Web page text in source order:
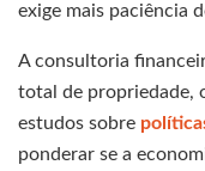
exige mais paciência
A consultoria
total de propriedade,
estudos sobre
ponderar se a